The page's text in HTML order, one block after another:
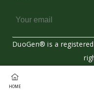
DuoGen® is a
HOME